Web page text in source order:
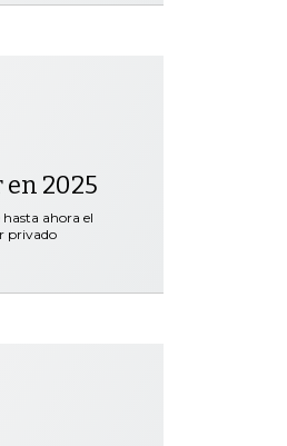
2025
ahora el
privado